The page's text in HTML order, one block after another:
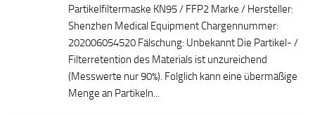
Partikelfiltermaske KN95 / FFP2 Marke / Hersteller:
Shenzhen Medical Equipment Chargennummer:
202006054520 Fälschung: Unbekannt Die Partikel- /
Filterretention des Materials ist unzureichend
(Messwerte nur 90%). Folglich kann eine übermäßige
Menge an Partikeln...